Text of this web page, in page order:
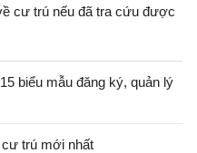
cư trú nếu đã tra cứu được
biểu mẫu đăng ký, quản lý
trú mới nhất